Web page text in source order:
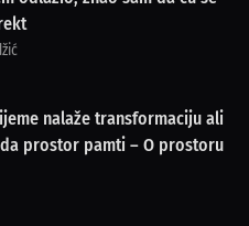
nalaže transformaciju ali
prostor pamti – O prostoru